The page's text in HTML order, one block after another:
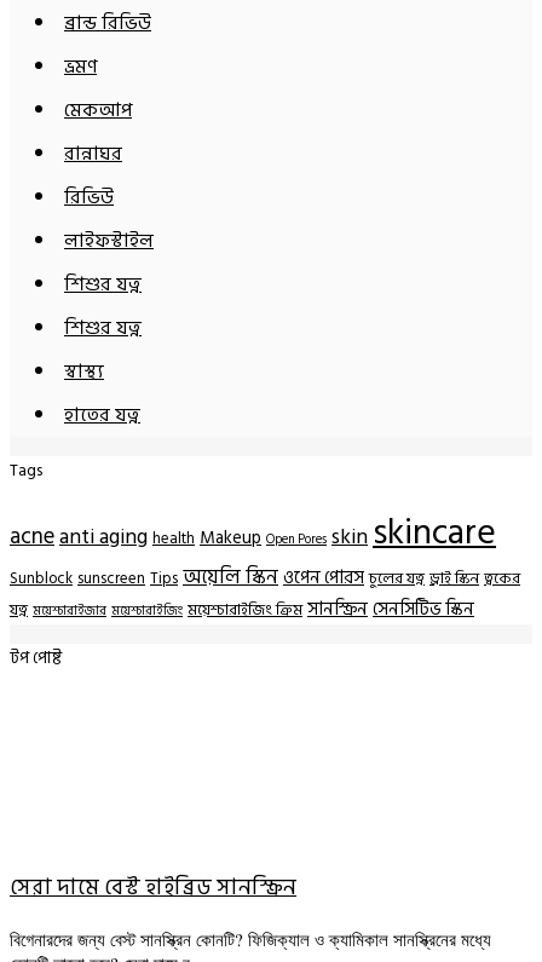
ব্রান্ড রিভিউ
ভ্রমণ
মেকআপ
রান্নাঘর
রিভিউ
লাইফস্টাইল
শিশুর যত্ন
শিশুর যত্ন
স্বাস্থ্য
হাতের যত্ন
Tags
acneanti aging health Makeup Open Pores skinskincare
Sunblock sunscreen Tips অয়েলি স্কিনওপেন পোরস চুলের যত্ন ড্রাই স্কিন ত্বকের
যত্ন ময়েশ্চারাইজার ময়েশ্চারাইজিং ময়েশ্চারাইজিং ক্রিম সানস্ক্রিনসেনসিটিভ স্কিন
টপ পোষ্ট
সেরা দামে বেস্ট হাইব্রিড সানস্ক্রিন
বিগেনারদের জন্য বেস্ট সানস্ক্রিন কোনটি? ফিজিক্যাল ও ক্যামিকাল সানস্ক্রিনের মধ্যে